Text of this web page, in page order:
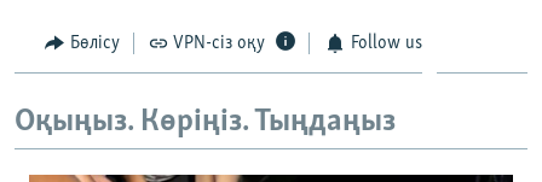
Бөлісу VPN-сіз оқу Follow us
Оқыңыз. Көріңіз. Тыңдаңыз